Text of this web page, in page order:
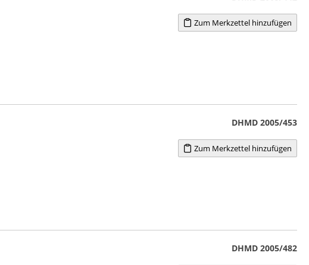
Zum Merkzettel hinzufügen
DHMD 2005/453
Zum Merkzettel hinzufügen
DHMD 2005/482